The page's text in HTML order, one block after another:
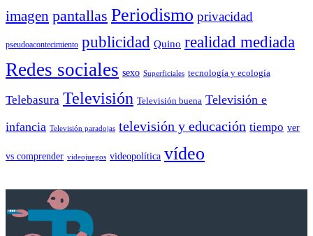
imagen pantallas Periodismo privacidad
pseudoacontecimiento publicidad Quino realidad mediada
Redes sociales sexo Superficiales tecnología y ecología
Telebasura Televisión Televisión buena Televisión e
infancia Televisión paradojas televisión y educación tiempo ver
vs comprender videojuegos videopolítica vídeo